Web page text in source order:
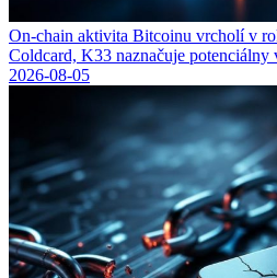
On-chain aktivita Bitcoinu vrcholí v
Coldcard, K33 naznačuje potenciálny
2026-08-05